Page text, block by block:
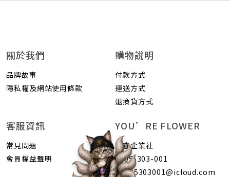
關於我們
品牌故事
隱私權及網站使用條款
購物說明
付款方式
運送方式
退換貨方式
客服資訊
常見問題
會員權益聲明
YOU’RE FLOWER
荷鑫企業社
0905-303-001
b0905303001@icloud.com